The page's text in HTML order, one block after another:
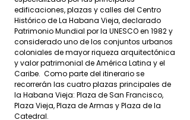
edificaciones, plazas y calles del Centro
Histórico de La Habana Vieja, declarado
Patrimonio Mundial por la UNESCO en 1982 y
considerado uno de los conjuntos urbanos
coloniales de mayor riqueza arquitectónica
y valor patrimonial de América Latina y el
Caribe. Como parte del itinerario se
recorrerán las cuatro plazas principales de
la Habana Vieja: Plaza de San Francisco,
Plaza Vieja, Plaza de Armas y Plaza de la
Catedral.